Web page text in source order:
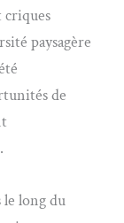
criques
paysagère
de
long du